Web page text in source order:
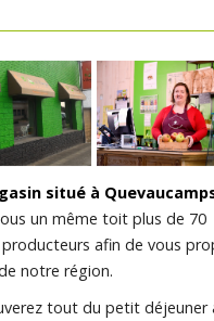
CORPS BEAUTÉ
situé à
un même toit plus de 70
afin de vous
notre région.
tout du petit déjeuner